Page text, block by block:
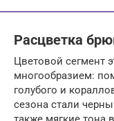
Расцветка
Цветовой сегмент
многообразием:
голубого и
сезона стали